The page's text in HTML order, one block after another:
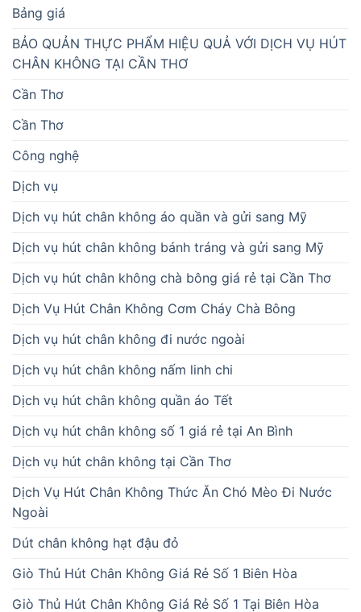
Bảng giá
BẢO QUẢN THỰC PHẨM HIỆU QUẢ VỚI DỊCH VỤ HÚT
CHÂN KHÔNG TẠI CẦN THƠ
Cần Thơ
Cần Thơ
Công nghệ
Dịch vụ
Dịch vụ hút chân không áo quần và gửi sang Mỹ
Dịch vụ hút chân không bánh tráng và gửi sang Mỹ
Dịch vụ hút chân không chà bông giá rẻ tại Cần Thơ
Dịch Vụ Hút Chân Không Cơm Cháy Chà Bông
Dịch vụ hút chân không đi nước ngoài
Dịch vụ hút chân không nấm linh chi
Dịch vụ hút chân không quần áo Tết
Dịch vụ hút chân không số 1 giá rẻ tại An Bình
Dịch vụ hút chân không tại Cần Thơ
Dịch Vụ Hút Chân Không Thức Ăn Chó Mèo Đi Nước
Ngoài
Dút chân không hạt đậu đỏ
Giò Thủ Hút Chân Không Giá Rẻ Số 1 Biên Hòa
Giò Thủ Hút Chân Không Giá Rẻ Số 1 Tại Biên Hòa